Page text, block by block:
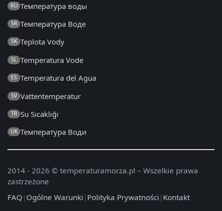
RU Температура воды
SR Температура Воде
SK Teplota Vody
SL Temperatura Vode
ES Temperatura del Agua
SV Vattentemperatur
TR Su Sıcaklığı
UK Температура Води
2014 - 2026 © temperaturamorza.pl – Wszelkie prawa
zastrzeżone
FAQ | Ogólne Warunki | Polityka Prywatności | Kontakt